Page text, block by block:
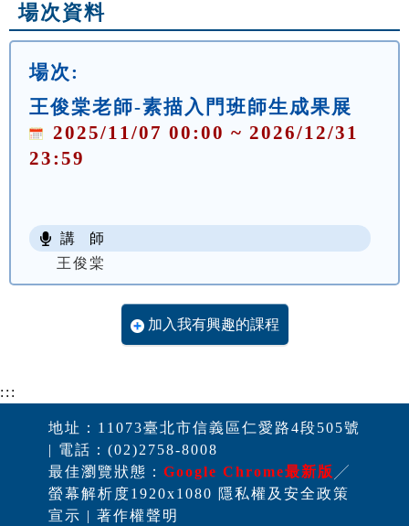
場次資料
場次:
王俊棠老師-素描入門班師生成果展
2025/11/07 00:00 ~ 2026/12/31
23:59
講 師
王俊棠
加入我有興趣的課程
:::
地址：11073臺北市信義區仁愛路4段505號
| 電話：(02)2758-8008
最佳瀏覽狀態： Google Chrome最新版 ╱
螢幕解析度1920x1080 隱私權及安全政策
宣示 | 著作權聲明